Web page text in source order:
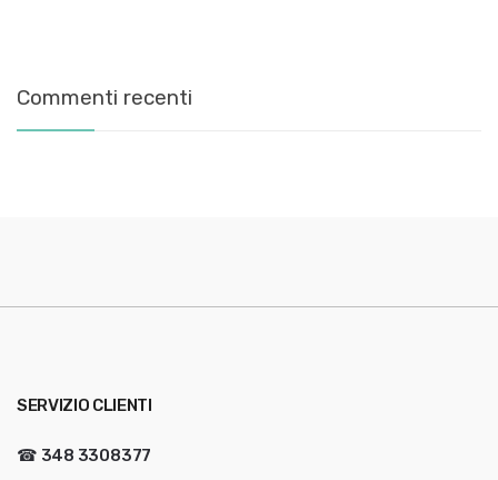
Commenti recenti
SERVIZIO CLIENTI
☎ 348 3308377